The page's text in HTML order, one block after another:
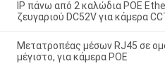
IP πάνω από 2 καλώδια POE
ζευγαριού DC52V για κάμερα
Μετατροπέας μέσων RJ45 σε
μέγιστο, για κάμερα POE